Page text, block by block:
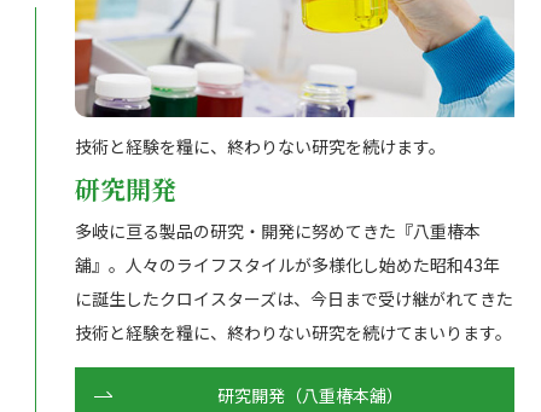
技術と経験を糧に、終わりない研究を続けます。
研究開発
多岐に亘る製品の研究・開発に努めてきた『八重椿本
舖』。人々のライフスタイルが多様化し始めた昭和43年
に誕生したクロイスターズは、今日まで受け継がれてきた
技術と経験を糧に、終わりない研究を続けてまいります。
研究開発（八重椿本舖）